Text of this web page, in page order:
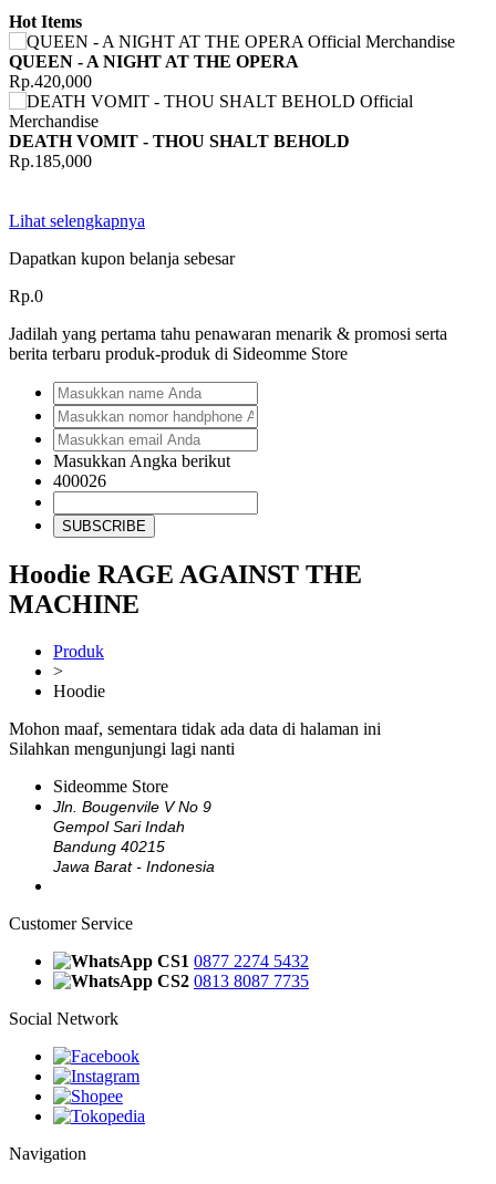
Hot Items
QUEEN - A NIGHT AT THE OPERA
Rp.420,000
DEATH VOMIT - THOU SHALT BEHOLD
Rp.185,000
Lihat selengkapnya
Dapatkan kupon belanja sebesar
Rp.0
Jadilah yang pertama tahu penawaran menarik & promosi serta
berita terbaru produk-produk di Sideomme Store
Masukkan Angka berikut
400026
SUBSCRIBE
Hoodie RAGE AGAINST THE
MACHINE
Produk
>
Hoodie
Mohon maaf, sementara tidak ada data di halaman ini
Silahkan mengunjungi lagi nanti
Sideomme Store
Jln. Bougenvile V No 9
Gempol Sari Indah
Bandung 40215
Jawa Barat - Indonesia
Customer Service
CS1 0877 2274 5432
CS2 0813 8087 7735
Social Network
Navigation